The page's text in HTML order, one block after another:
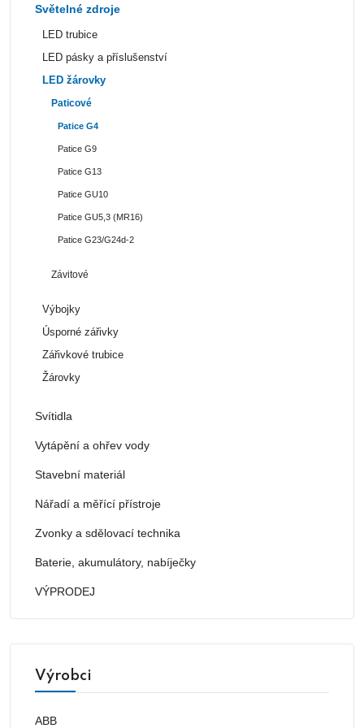
Světelné zdroje
LED trubice
LED pásky a příslušenství
LED žárovky
Paticové
Patice G4
Patice G9
Patice G13
Patice GU10
Patice GU5,3 (MR16)
Patice G23/G24d-2
Závitové
Výbojky
Úsporné zářivky
Zářivkové trubice
Žárovky
Svítidla
Vytápění a ohřev vody
Stavební materiál
Nářadí a měřící přístroje
Zvonky a sdělovací technika
Baterie, akumulátory, nabíječky
VÝPRODEJ
Výrobci
ABB